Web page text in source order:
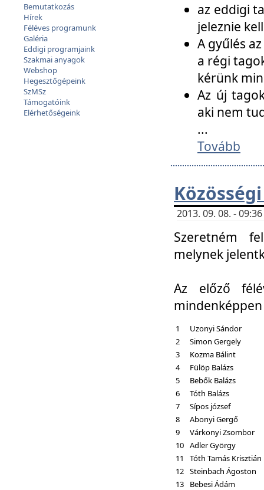
Bemutatkozás
Hírek
Féléves programunk
Galéria
Eddigi programjaink
Szakmai anyagok
Webshop
Hegesztőgépeink
SzMSz
Támogatóink
Elérhetőségeink
az eddigi
jeleznie
A gyűlés
a régi
kérünk
Az új
aki nem
...
Tovább
2013. 09. 08. -
Szeretném
melynek
Az előző
1
Uzonyi Sándor
2
Simon Gergely
3
Kozma Bálint
4
Fülöp Balázs
5
Bebők Balázs
6
Tóth Balázs
7
Sípos józsef
8
Abonyi Gergő
9
Várkonyi Zsombor
10 Adler György
11
Tóth Tamás Krisztián
12 Steinbach Ágoston
13
Bebesi Ádám